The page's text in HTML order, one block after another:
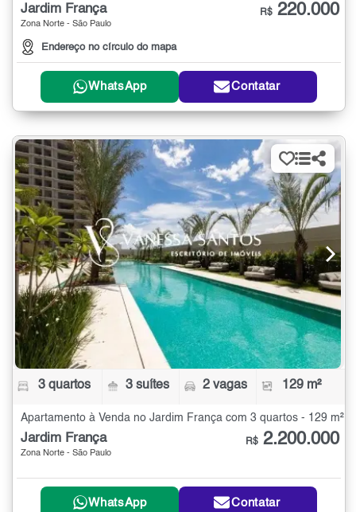
Jardim França
Zona Norte - São Paulo
Endereço no círculo do mapa
R$ 220.000
WhatsApp Contatar
3 quartos 3 suítes 2 vagas 129 m²
Apartamento à Venda no Jardim França com 3 quartos - 129 m²
Jardim França
Zona Norte - São Paulo
R$ 2.200.000
WhatsApp Contatar